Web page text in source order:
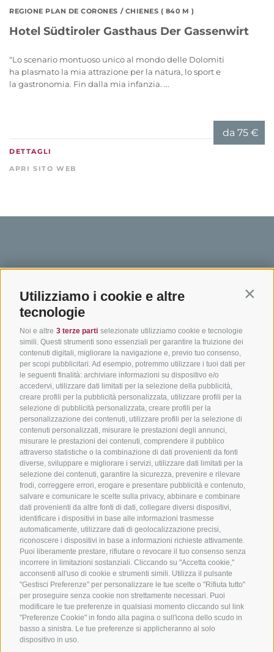
Utilizziamo i cookie e altre
tecnologie
Noi e altre 3 terze parti selezionate utilizziamo cookie e tecnologie
simili. Questi strumenti sono essenziali per garantire la fruizione dei
contenuti digitali, migliorare la navigazione e, previo tuo consenso,
per scopi pubblicitari. Ad esempio, potremmo utilizzare i tuoi dati per
le seguenti finalità: archiviare informazioni su dispositivo e/o
accedervi, utilizzare dati limitati per la selezione della pubblicità,
creare profili per la pubblicità personalizzata, utilizzare profili per la
selezione di pubblicità personalizzata, creare profili per la
personalizzazione dei contenuti, utilizzare profili per la selezione di
contenuti personalizzati, misurare le prestazioni degli annunci,
misurare le prestazioni dei contenuti, comprendere il pubblico
attraverso statistiche o la combinazione di dati provenienti da fonti
diverse, sviluppare e migliorare i servizi, utilizzare dati limitati per la
selezione dei contenuti, garantire la sicurezza, prevenire e rilevare
frodi, correggere errori, erogare e presentare pubblicità e contenuto,
salvare e comunicare le scelte sulla privacy, abbinare e combinare
dati provenienti da altre fonti di dati, collegare diversi dispositivi,
identificare i dispositivi in base alle informazioni trasmesse
automaticamente, utilizzare dati di geolocalizzazione precisi,
riconoscere i dispositivi in base a informazioni richieste attivamente.
Puoi liberamente prestare, rifiutare o revocare il tuo consenso senza
incorrere in limitazioni sostanziali. Cliccando su "Accetta cookie,"
acconsenti all'uso di cookie e strumenti simili. Utilizza il pulsante
"Gestisci Preferenze" per personalizzare le tue scelte o "Rifiuta tutto"
per proseguire senza cookie non strettamente necessari. Puoi
modificare le tue preferenze in qualsiasi momento cliccando sul link
"Preferenze Cookie" in fondo alla pagina o sull'icona dello scudo in
basso a sinistra. Le tue preferenze si applicheranno al solo
dispositivo in uso.
REGIONE PLAN DE CORONES / CHIENES ( 840 M )
Hotel Südtiroler Gasthaus Der Gassenwirt
"Lo scenario montuoso unico al mondo delle Dolomiti
ha plasmato la mia attrazione per la natura, lo sport e
la gastronomia. Fin dalla mia infanzia. ...
da 75 €
DETTAGLI
APRI SITO WEB
SÜDTIROL
Hotel & pacchetti
Pacchetti vacanze
Buoni vacanza
Hot Deals
Bike & Work
ADIGE
Adige
In bici da corsa in Alto
Adige
Ciclabili in Alto Adige
Scuole bike
Tutti i tour
Come
Meteo
Catalogo
info@bikehotels.it
ISCRIVITI ALLA NOSTRA NEWSLETTER
ISCRIVITI ADESSO